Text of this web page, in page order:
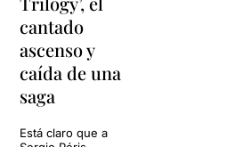
cantado
ascenso y
caída de una
saga
Está claro que a